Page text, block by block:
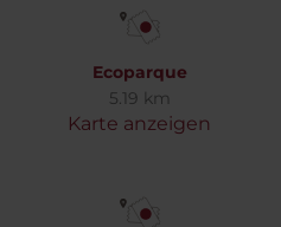
Ecoparque
5.19 km
Karte anzeigen